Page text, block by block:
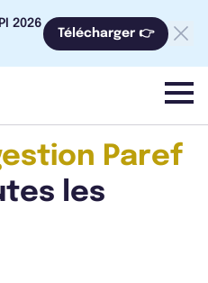
2026
Télécharger 👉
menu
Paref
les